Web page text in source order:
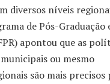
diversos níveis
de Pós-Graduação
apontou que as
ou mesmo
são mais precisos